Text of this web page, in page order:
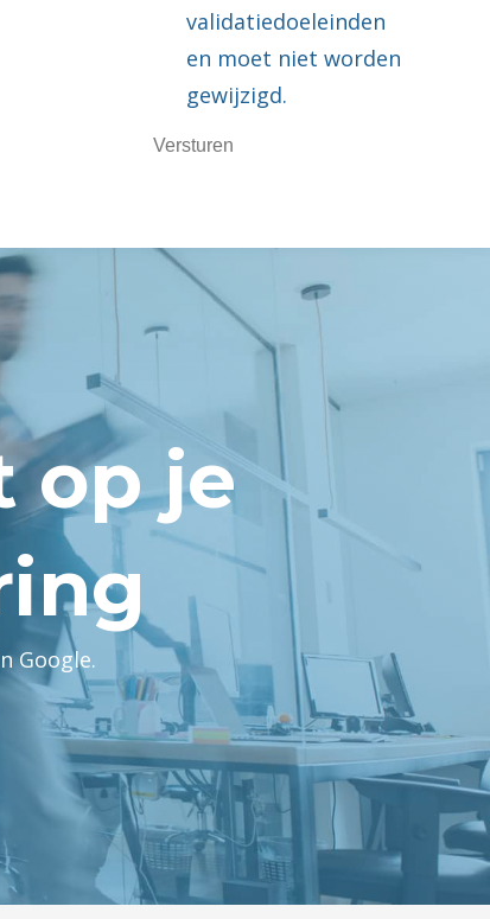
validatiedoeleinden
en moet niet worden
gewijzigd.
op je
Google.